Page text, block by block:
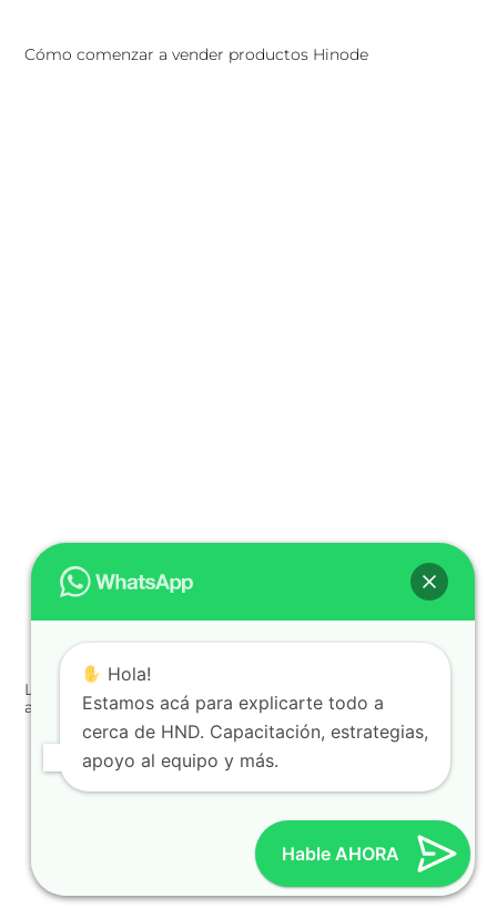
Cómo comenzar a vender productos Hinode
Los productos más populares de Hinode y por qué los
amamos
« Anterior Proximo »
Hola!
Estamos acá para explicarte todo a
cerca de HND. Capacitación, estrategias,
apoyo al equipo y más.
Hable AHORA